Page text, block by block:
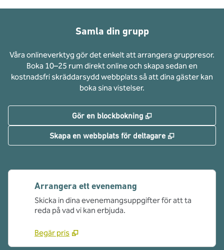
Samla din grupp
Våra onlineverktyg gör det enkelt att arrangera gruppresor.
Boka 10–25 rum direkt online och skapa sedan en
kostnadsfri skräddarsydd webbplats så att dina gäster kan
boka sina vistelser.
Gör en blockbokning ,
Skapa en webbplats för deltagare ,
Arrangera ett evenemang
Skicka in dina evenemangsuppgifter för att ta
reda på vad vi kan erbjuda.
Begär pris